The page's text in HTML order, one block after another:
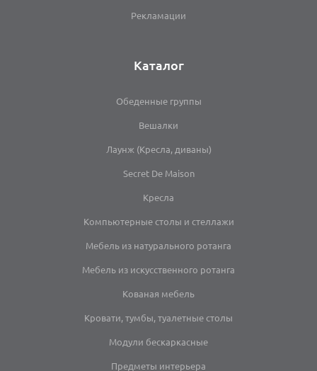
Рекламации
Каталог
Обеденные группы
Вешалки
Лаунж (Кресла, диваны)
Secret De Maison
Кресла
Компьютерные столы и стеллажи
Мебель из натурального ротанга
Мебель из искусственного ротанга
Кованая мебель
Кровати, тумбы, туалетные столы
Модули бескаркасные
Предметы интерьера